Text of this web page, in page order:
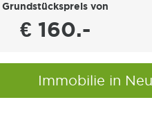
Grundstückspreis von
€ 160.-
Immobilie in